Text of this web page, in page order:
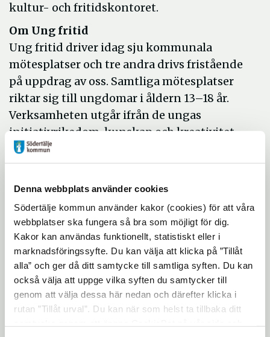
Denna webbplats använder cookies
Södertälje kommun använder kakor (cookies) för att våra
webbplatser ska fungera så bra som möjligt för dig.
Kakor kan användas funktionellt, statistiskt eller i
marknadsföringssyfte. Du kan välja att klicka på ”Tillåt
alla” och ger då ditt samtycke till samtliga syften. Du kan
också välja att uppge vilka syften du samtycker till
genom att välja dessa här nedan och därefter klicka i
rutan ”Tillåt urval”. Du kan när som helst ta tillbaka ditt
kultur- och fritidskontoret.
Om Ung fritid
Ung fritid driver idag sju kommunala
mötesplatser och tre andra drivs fristående
på uppdrag av oss. Samtliga mötesplatser
riktar sig till ungdomar i åldern 13–18 år.
Verksamheten utgår ifrån de ungas
initiativrikedom, kunskap och kreativitet.
har ett gemensamt basutbud med
aktiviteter som t.ex. läxläsning,
idrottsverksamhet och café. Ung fritid ska
också samverka med sin omgivning och
erbjuda ett par större evenemang per år.
Ung fritid skapar roliga utmaningar och
upplevelser som gör unga bättre rustade för
vuxenlivet